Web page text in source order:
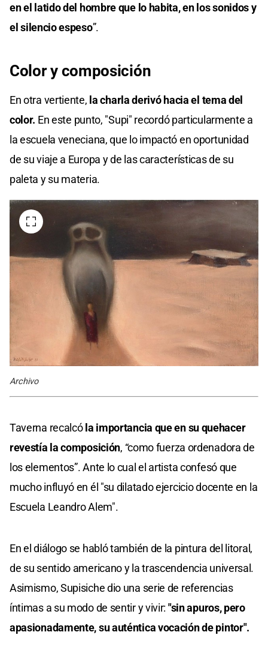
en el latido del hombre que lo habita, en los sonidos y
el silencio espeso”.
Color y composición
En otra vertiente, la charla derivó hacia el tema del
color. En este punto, "Supi" recordó particularmente a
la escuela veneciana, que lo impactó en oportunidad
de su viaje a Europa y de las características de su
paleta y su materia.
Archivo
Taverna recalcóla importancia que en su quehacer
revestía la composición, “como fuerza ordenadora de
los elementos”. Ante lo cual el artista confesó que
mucho influyó en él "su dilatado ejercicio docente en la
Escuela Leandro Alem".
En el diálogo se habló también de la pintura del litoral,
de su sentido americano y la trascendencia universal.
Asimismo, Supisiche dio una serie de referencias
íntimas a su modo de sentir y vivir: "sin apuros, pero
apasionadamente, su auténtica vocación de pintor".